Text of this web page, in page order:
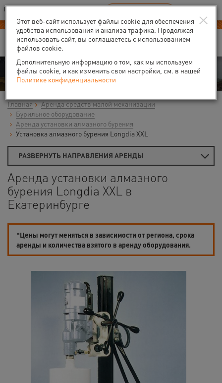
Ваш город:Екатеринбург
В Вашем регионе нет наших офисов RU EN
Аренда
Главная
Аренда средств малой механизации
Бурильное оборудование
Аренда установки алмазного бурения
Установка алмазного бурения Longdia XXL
РАЗВЕРНУТЬ НАПРАВЛЕНИЯ АРЕНДЫ
Аренда установки алмазного
бурения Longdia XXL в
Екатеринбурге
*Цены могут меняться в зависимости от региона, срока
аренды и количества взятого в аренду оборудования.
×
Этот веб-сайт использует файлы cookie для обеспечения
удобства использования и анализа трафика. Продолжая
использовать сайт, вы соглашаетесь с использованием
файлов cookie.
Дополнительную информацию о том, как мы используем
файлы cookie, и как изменить свои настройки, см. в нашей
Политике конфиденциальности